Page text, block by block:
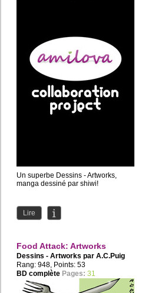
Un superbe Dessins - Artworks,
manga dessiné par shiwi!
Lire
Food Attack: Artworks
Dessins - Artworks par A.C.Puig
Rang: 948, Points: 53
BD complète Pages: 31